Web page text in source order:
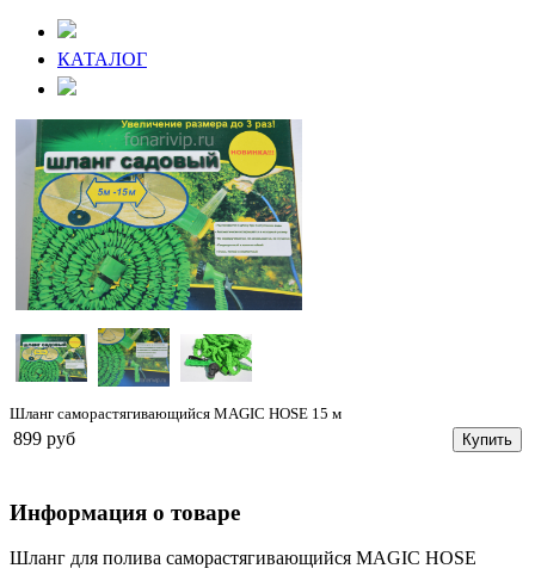
КАТАЛОГ
Шланг саморастягивающийся MAGIC HOSE 15 м
899 руб Купить
Информация о товаре
Шланг для полива саморастягивающийся MAGIC HOSE